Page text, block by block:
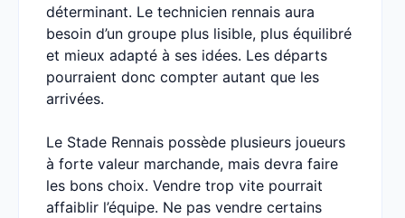
déterminant. Le technicien rennais aura
besoin d’un groupe plus lisible, plus équilibré
et mieux adapté à ses idées. Les départs
pourraient donc compter autant que les
arrivées.
Le Stade Rennais possède plusieurs joueurs
à forte valeur marchande, mais devra faire
les bons choix. Vendre trop vite pourrait
affaiblir l’équipe. Ne pas vendre certains